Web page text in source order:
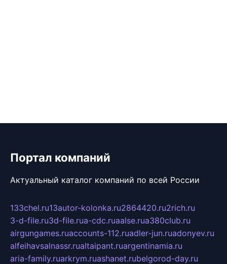
Портал компаний
Актуальный каталог компаний по всей России
133chel.ru13autor-kolonka.ru2864420.ru2rich.ru
3-d-file.ru3d-file.rua-cdc.ruaalse.rua380club.ru
airgungames.ruaccounts-112.ruadler-jun.ruadonyev.ru
alfeihavsalnassr.rualtaipant.ruargentinamia.ru
aria-family.ruarkrym.ruashanet.rubelgorod-day.ru